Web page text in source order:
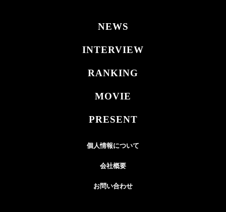
NEWS
INTERVIEW
RANKING
MOVIE
PRESENT
個人情報について
会社概要
お問い合わせ